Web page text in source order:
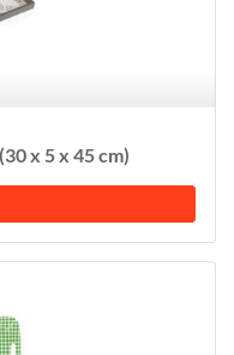
x 5 x 45 cm)